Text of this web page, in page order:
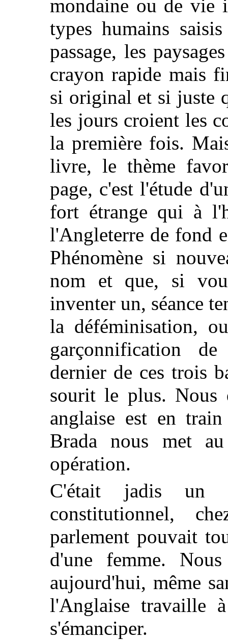
mondaine ou de vie
types humains
passage, les
crayon rapide mais
si original et si juste
les jours croient les
la première fois.
livre, le thème
page, c'est l'étude
fort étrange qui à
l'Angleterre de fond
Phénomène si
nom et que, si
inventer un, séance
la déféminisation,
garçonnification
dernier de ces trois
sourit le plus. Nous
anglaise est en
Brada nous met
opération.
C'était jadis un
constitutionnel,
parlement pouvait
d'une femme.
aujourd'hui, même
l'Anglaise travaille
s'émanciper.